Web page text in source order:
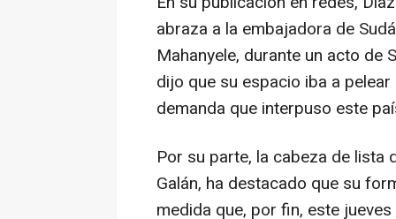
abraza a la embajadora de
Mahanyele, durante un acto de
dijo que su espacio iba a
demanda que interpuso este
Por su parte, la cabeza de lista
Galán, ha destacado que su
medida que, por fin, este